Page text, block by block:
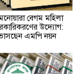
বেগম মহিলা
উদ্যোগ:
এমপি নয়ন